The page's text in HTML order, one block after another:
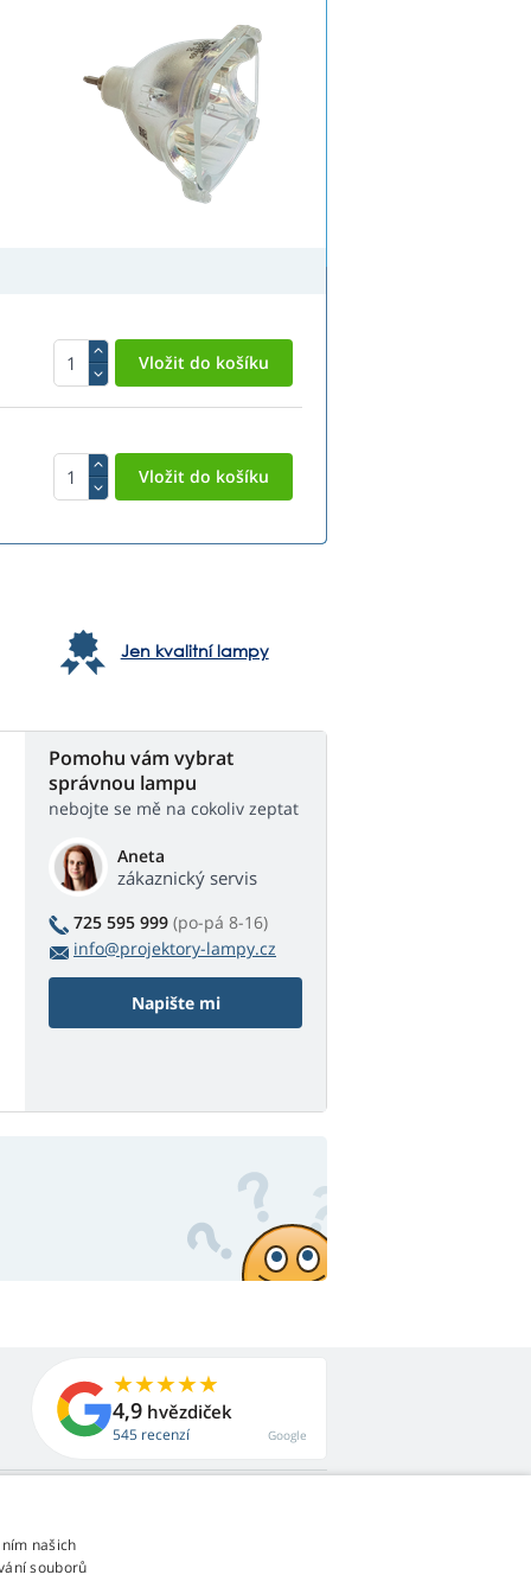
Jen kvalitní lampy
Pomohu vám vybrat
správnou lampu
nebojte se mě na cokoliv zeptat
Aneta
zákaznický servis
725 595 999 (po-pá 8-16)
info@projektory-lampy.cz
Napište mi
4,9 hvězdiček
545 recenzí Google
našich
souborů